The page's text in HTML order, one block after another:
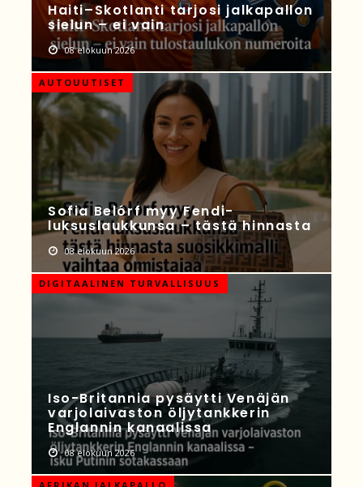
Haiti–Skotlanti tarjosi jalkapallon
sielun – ei vain
08 elokuun 2026
AUTOUUTISET
Sofia Belórf myy Fendi-
luksuslaukkunsa – tästä hinnasta
08 elokuun 2026
DIGITAALINEN TURVALLISUUS
Iso-Britannia pysäytti Venäjän
varjolaivaston öljytankkerin
Englannin kanaalissa
08 elokuun 2026